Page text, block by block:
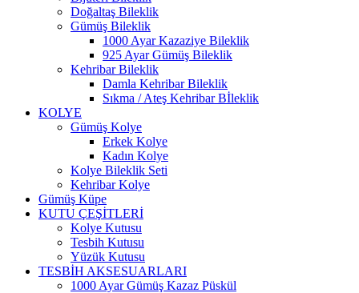
Doğaltaş Bileklik
Gümüş Bileklik
1000 Ayar Kazaziye Bileklik
925 Ayar Gümüş Bileklik
Kehribar Bileklik
Damla Kehribar Bileklik
Sıkma / Ateş Kehribar Bİleklik
KOLYE
Gümüş Kolye
Erkek Kolye
Kadın Kolye
Kolye Bileklik Seti
Kehribar Kolye
Gümüş Küpe
KUTU ÇEŞİTLERİ
Kolye Kutusu
Tesbih Kutusu
Yüzük Kutusu
TESBİH AKSESUARLARI
1000 Ayar Gümüş Kazaz Püskül